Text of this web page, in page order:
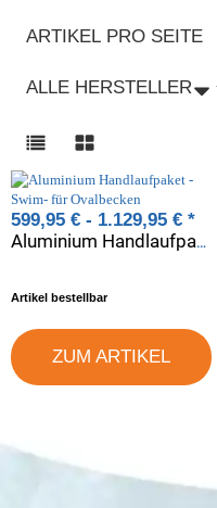
ARTIKEL PRO SEITE
ALLE HERSTELLER
Aluminium Handlaufpaket -Swim- für Ovalbecken
599,95 € - 1.129,95 € *
Artikel bestellbar
ZUM ARTIKEL